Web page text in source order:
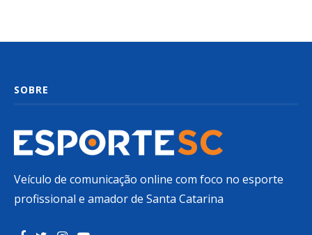
SOBRE
Veículo de comunicação online com foco no esporte
profissional e amador de Santa Catarina